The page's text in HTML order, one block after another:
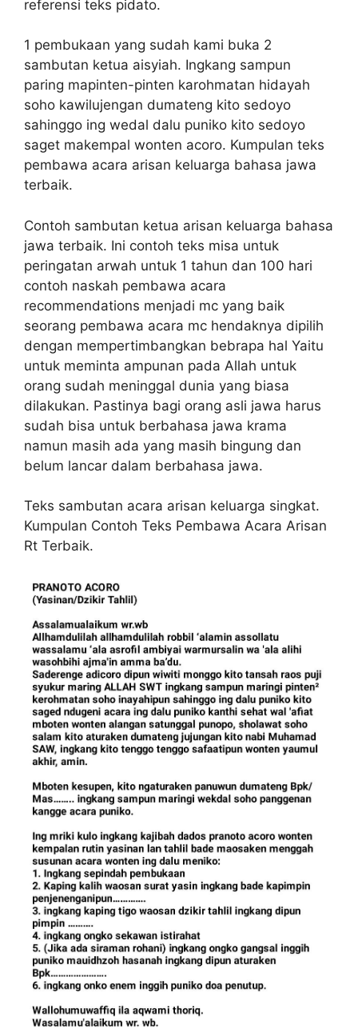
referensi teks pidato.
1 pembukaan yang sudah kami buka 2
sambutan ketua aisyiah. Ingkang sampun
paring mapinten-pinten karohmatan hidayah
soho kawilujengan dumateng kito sedoyo
sahinggo ing wedal dalu puniko kito sedoyo
saget makempal wonten acoro. Kumpulan teks
pembawa acara arisan keluarga bahasa jawa
terbaik.
Contoh sambutan ketua arisan keluarga bahasa
jawa terbaik. Ini contoh teks misa untuk
peringatan arwah untuk 1 tahun dan 100 hari
contoh naskah pembawa acara
recommendations menjadi mc yang baik
seorang pembawa acara mc hendaknya dipilih
dengan mempertimbangkan bebrapa hal Yaitu
untuk meminta ampunan pada Allah untuk
orang sudah meninggal dunia yang biasa
dilakukan. Pastinya bagi orang asli jawa harus
sudah bisa untuk berbahasa jawa krama
namun masih ada yang masih bingung dan
belum lancar dalam berbahasa jawa.
Teks sambutan acara arisan keluarga singkat.
Kumpulan Contoh Teks Pembawa Acara Arisan
Rt Terbaik.